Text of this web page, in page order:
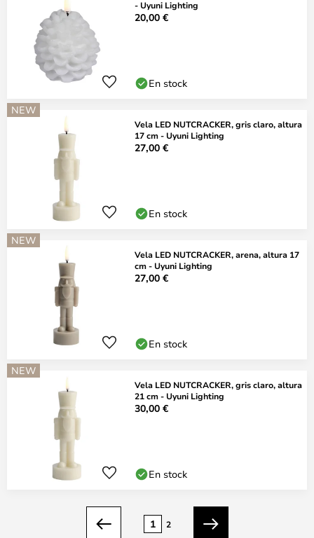
- Uyuni Lighting
20,00 €
En stock
NEW
Vela LED NUTCRACKER, gris claro, altura
17 cm - Uyuni Lighting
27,00 €
En stock
NEW
Vela LED NUTCRACKER, arena, altura 17
cm - Uyuni Lighting
27,00 €
En stock
NEW
Vela LED NUTCRACKER, gris claro, altura
21 cm - Uyuni Lighting
30,00 €
En stock
Anterior
1 2
Siguiente